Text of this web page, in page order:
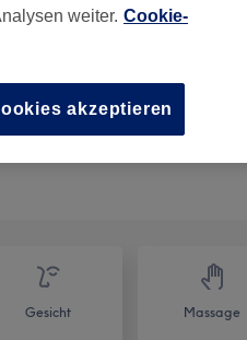
Gesicht Massage
weiter. Cookie-
akzeptieren